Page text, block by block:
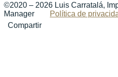
Compartir
©2020 – 2026 Luis Carratalá,
Manager
Política de